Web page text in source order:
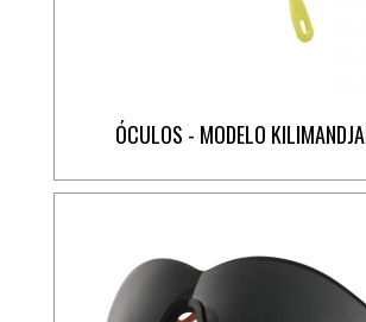
ÓCULOS - MODELO